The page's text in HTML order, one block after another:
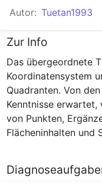
Autor: Tuetan1993
Zur Info
Das übergeordnete
Koordinatensystem
Quadranten. Von
Kenntnisse erwartet,
von Punkten,
Flächeninhalten und